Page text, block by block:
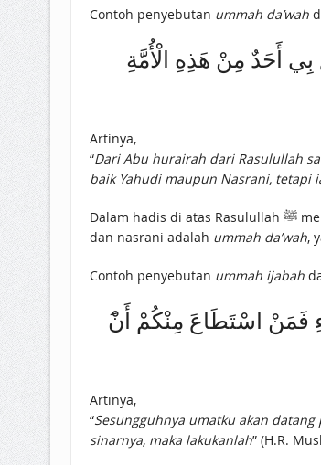
Contoh penyebutan ummah da’wah
أَحَدٌ مِنْ هَذِهِ الْأُمَّةِ
Artinya,
“Dari Abu hurairah dari Rasulullah
baik Yahudi maupun Nasrani, tetapi
Dalam hadis di atas Rasulullah ﷺ menyebut Yahudi dan Nasrani sebagai umat beliau. Padahal mereka belum masuk Islam. Hal ini menunjukkan status keumatan Yahudi
dan nasrani adalah ummah da’wah,
Contoh penyebutan ummah ijabah
Artinya,
“Sesungguhnya umatku akan
sinarnya, maka lakukanlah” (H.R.